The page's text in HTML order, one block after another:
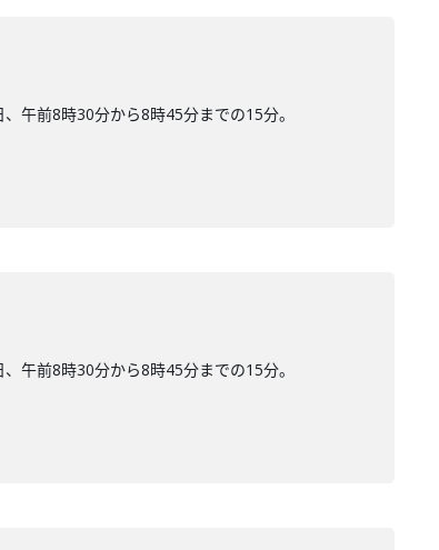
午前8時30分から8時45分までの15分。
午前8時30分から8時45分までの15分。